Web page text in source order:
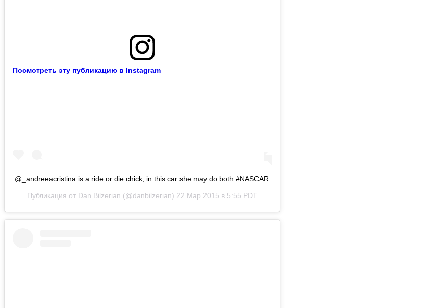
Посмотреть эту публикацию в Instagram
@_andreeacristina is a ride or die chick, in this car she may do both #NASCAR
Публикация от Dan Bilzerian (@danbilzerian) 22 Мар 2015 в 5:55 PDT